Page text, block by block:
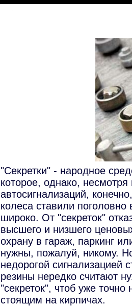
"Секретки" - народное
которое, однако,
автосигнализаций,
колеса ставили
широко. От "секреток"
высшего и низшего
охрану в гараж, паркинг
нужны, пожалуй, никому.
недорогой сигнализацией
резины нередко считают
"секреток", чтоб уже
стоящим на кирпичах.